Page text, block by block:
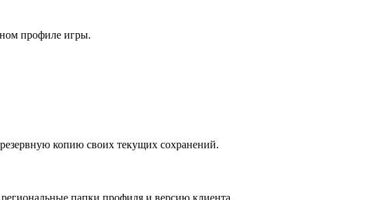
профиле игры.
копию своих текущих сохранений.